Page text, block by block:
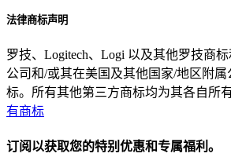
法律商标声明
罗技、Logitech、Logi 以及其他罗技商
公司和/或其在美国及其他国家/地区附
标。所有其他第三方商标均为其各自所
有商标
订阅以获取您的特别优惠和专属福利。